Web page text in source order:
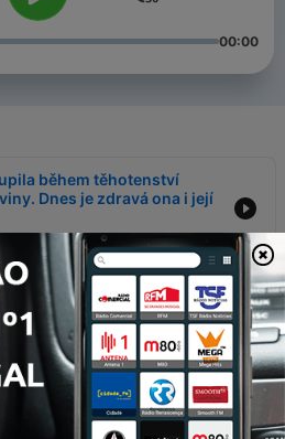
00:00
během těhotenství
Dnes je zdravá ona i její
neutichá. Paní Janě
naruby
Příběh pacientky
medicínu